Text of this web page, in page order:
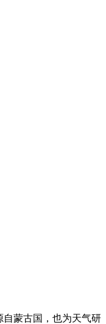
蒙古国，也为天气研